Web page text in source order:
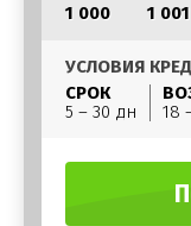
1 000
1 001
УСЛОВИЯ
СРОК
5 – 30 дн
18